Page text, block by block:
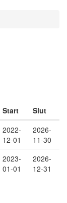
Start
Slut
2022-
12-01
2026-
11-30
2023-
01-01
2026-
12-31